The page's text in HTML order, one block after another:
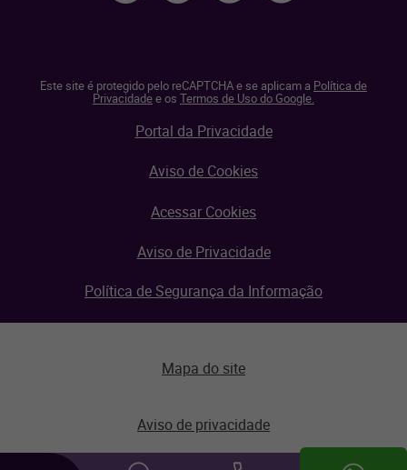
Este site é protegido pelo reCAPTCHA e se aplicam a Política de
Privacidadee os Termos de Uso do Google.
Portal da Privacidade
Aviso de Cookies
Acessar Cookies
Aviso de Privacidade
Política de Segurança da Informação
Mapa do site
Aviso de privacidade